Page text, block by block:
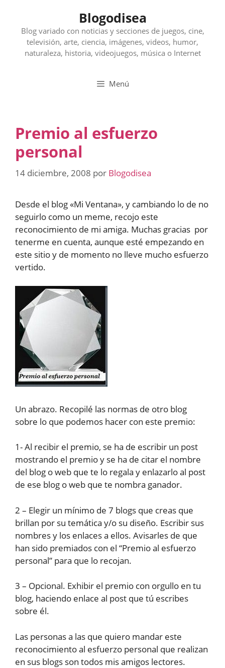
contenido
Blogodisea
Blog variado con noticias y secciones de juegos, cine,
televisión, arte, ciencia, imágenes, videos, humor,
naturaleza, historia, videojuegos, música o Internet
Menú
Premio al esfuerzo
personal
14 diciembre, 2008 por Blogodisea
Desde el blog «Mi Ventana», y cambiando lo de no
seguirlo como un meme, recojo este
reconocimiento de mi amiga. Muchas gracias por
tenerme en cuenta, aunque esté empezando en
este sitio y de momento no lleve mucho esfuerzo
vertido.
Un abrazo. Recopilé las normas de otro blog
sobre lo que podemos hacer con este premio:
1- Al recibir el premio, se ha de escribir un post
mostrando el premio y se ha de citar el nombre
del blog o web que te lo regala y enlazarlo al post
de ese blog o web que te nombra ganador.
2 – Elegir un mínimo de 7 blogs que creas que
brillan por su temática y/o su diseño. Escribir sus
nombres y los enlaces a ellos. Avisarles de que
han sido premiados con el “Premio al esfuerzo
personal” para que lo recojan.
3 – Opcional. Exhibir el premio con orgullo en tu
blog, haciendo enlace al post que tú escribes
sobre él.
Las personas a las que quiero mandar este
reconocimiento al esfuerzo personal que realizan
en sus blogs son todos mis amigos lectores.